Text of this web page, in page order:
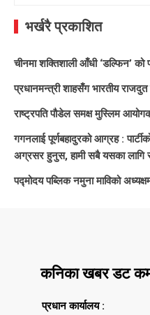
भर्खरै प्रकाशित
चीनमा शक्तिशाली आँधी ‘डल्फिन’
प्रधानमन्त्री शाहसँग भारतीय राजदुत
राष्ट्रपति पौडेल समक्ष मुस्लिम
गगनलाई पूर्णबहादुरको आग्रह :
अग्रसर हुनुस, हामी सबै यसका लागि
पद्मोदय पब्लिक नमुना माविको
कनिका खबर डट
प्रधान कार्यालय :